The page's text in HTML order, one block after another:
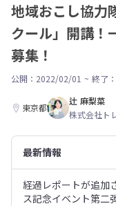
地域おこし協力
クール」開講！
募集！
公開：2022/02/01 ~ 終了
東京都
辻 麻梨菜
株式会社ト
最新情報
経過レポートが追加
ス記念イベント第二